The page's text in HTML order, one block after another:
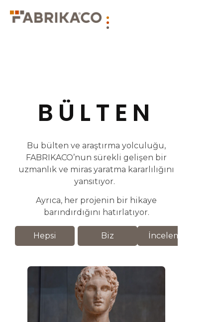
BÜLTEN
Bu bülten ve araştırma yolculuğu,
FABRIKACO’nun sürekli gelişen bir
uzmanlık ve miras yaratma kararlılığını
yansıtıyor.
Ayrıca, her projenin bir hikaye
barındırdığını hatırlatıyor.
Hepsi Biz İnceleme